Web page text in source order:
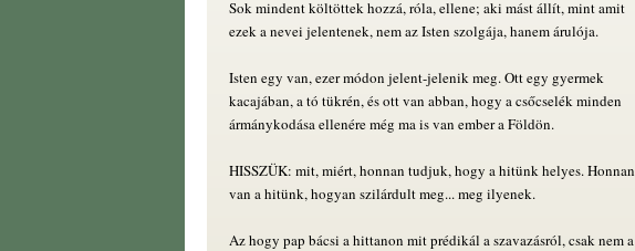
Sok mindent költöttek hozzá, róla, ellene; aki mást állít, mint amit
ezek a nevei jelentenek, nem az Isten szolgája, hanem árulója.
Isten egy van, ezer módon jelent-jelenik meg. Ott egy gyermek
kacajában, a tó tükrén, és ott van abban, hogy a csőcselék minden
ármánykodása ellenére még ma is van ember a Földön.
HISSZÜK: mit, miért, honnan tudjuk, hogy a hitünk helyes. Honnan
van a hitünk, hogyan szilárdult meg... meg ilyenek.
Az hogy pap bácsi a hittanon mit prédikál a szavazásról, csak nem a